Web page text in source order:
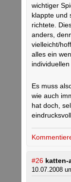
wichtiger
klappte und
richtete.
anders,
vielleicht/
alles ein
Es muss
wie auch
hat doch,
#26 katten-
10.07.2008